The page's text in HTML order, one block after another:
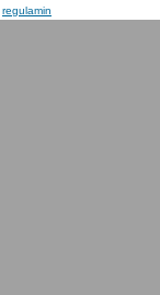
regulamin